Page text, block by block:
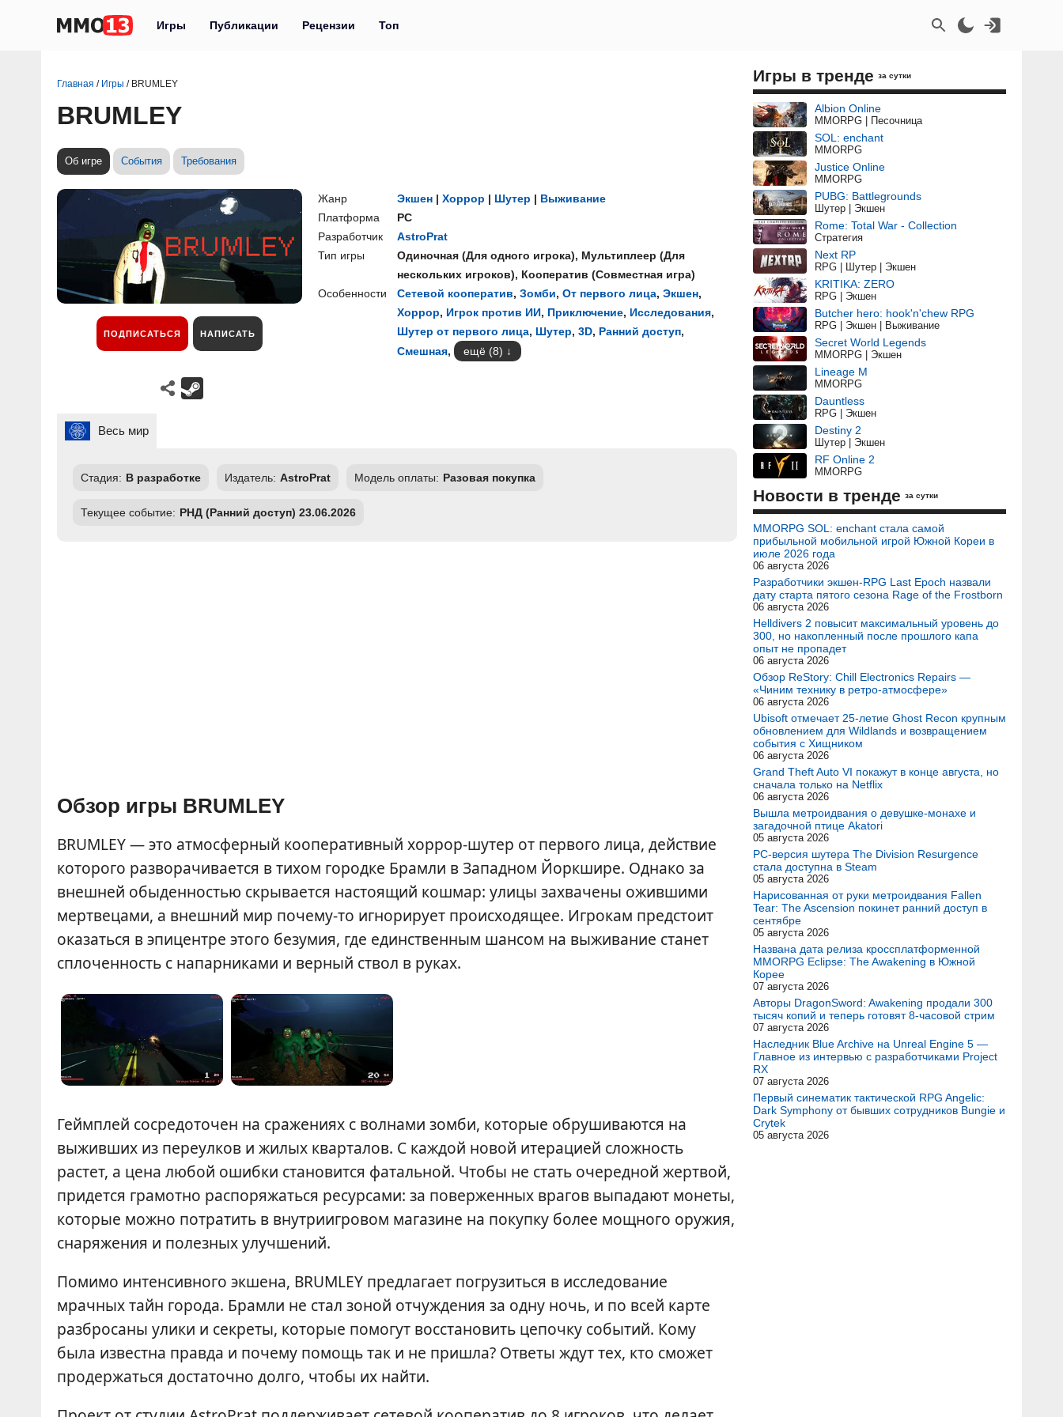
Игры Публикации Рецензии Топ
Главная / Игры / BRUMLEY
BRUMLEY
Об игре События Требования
ПОДПИСАТЬСЯ НАПИСАТЬ
Жанр Экшен | Хоррор | Шутер | Выживание
Платформа
PC
Разработчик
AstroPrat
Тип игры
Одиночная (Для одного игрока), Мультиплеер (Для
нескольких игроков), Кооператив (Совместная игра)
Особенности
Сетевой кооператив, Зомби, От первого лица, Экшен,
Хоррор, Игрок против ИИ, Приключение, Исследования,
Шутер от первого лица, Шутер, 3D, Ранний доступ,
Смешная, ещё (8)
Весь мир
Стадия: В разработке Издатель: AstroPrat Модель оплаты: Разовая покупка
Текущее событие: РНД (Ранний доступ) 23.06.2026
Обзор игры BRUMLEY
BRUMLEY — это атмосферный кооперативный хоррор-шутер от первого лица, действие
которого разворачивается в тихом городке Брамли в Западном Йоркшире. Однако за
внешней обыденностью скрывается настоящий кошмар: улицы захвачены ожившими
мертвецами, а внешний мир почему-то игнорирует происходящее. Игрокам предстоит
оказаться в эпицентре этого безумия, где единственным шансом на выживание станет
сплоченность с напарниками и верный ствол в руках.
Геймплей сосредоточен на сражениях с волнами зомби, которые обрушиваются на
выживших из переулков и жилых кварталов. С каждой новой итерацией сложность
растет, а цена любой ошибки становится фатальной. Чтобы не стать очередной жертвой,
придется грамотно распоряжаться ресурсами: за поверженных врагов выпадают монеты,
которые можно потратить в внутриигровом магазине на покупку более мощного оружия,
снаряжения и полезных улучшений.
Помимо интенсивного экшена, BRUMLEY предлагает погрузиться в исследование
мрачных тайн города. Брамли не стал зоной отчуждения за одну ночь, и по всей карте
разбросаны улики и секреты, которые помогут восстановить цепочку событий. Кому
была известна правда и почему помощь так и не пришла? Ответы ждут тех, кто сможет
продержаться достаточно долго, чтобы их найти.
Игры в тренде за сутки
Albion Online
MMORPG | Песочница
SOL: enchant
MMORPG
Justice Online
MMORPG
PUBG: Battlegrounds
Шутер | Экшен
Rome: Total War - Collection
Стратегия
Next RP
RPG | Шутер | Экшен
KRITIKA: ZERO
RPG | Экшен
Butcher hero: hook'n'chew RPG
RPG | Экшен | Выживание
Secret World Legends
MMORPG | Экшен
Lineage M
MMORPG
Dauntless
RPG | Экшен
Destiny 2
Шутер | Экшен
RF Online 2
MMORPG
Новости в тренде за сутки
MMORPG SOL: enchant стала самой
прибыльной мобильной игрой Южной Кореи в
июле 2026 года
06 августа 2026
Разработчики экшен-RPG Last Epoch назвали
дату старта пятого сезона Rage of the Frostborn
06 августа 2026
Helldivers 2 повысит максимальный уровень до
300, но накопленный после прошлого капа
опыт не пропадет
06 августа 2026
Обзор ReStory: Chill Electronics Repairs —
«Чиним технику в ретро-атмосфере»
06 августа 2026
Ubisoft отмечает 25-летие Ghost Recon крупным
обновлением для Wildlands и возвращением
события с Хищником
06 августа 2026
Grand Theft Auto VI покажут в конце августа, но
сначала только на Netflix
06 августа 2026
Вышла метроидвания о девушке-монахе и
загадочной птице Akatori
05 августа 2026
PC-версия шутера The Division Resurgence
стала доступна в Steam
05 августа 2026
Нарисованная от руки метроидвания Fallen
Tear: The Ascension покинет ранний доступ в
сентябре
05 августа 2026
Названа дата релиза кроссплатформенной
MMORPG Eclipse: The Awakening в Южной
Корее
07 августа 2026
Авторы DragonSword: Awakening продали 300
тысяч копий и теперь готовят 8-часовой стрим
07 августа 2026
Наследник Blue Archive на Unreal Engine 5 —
Главное из интервью с разработчиками Project
RX
07 августа 2026
Первый синематик тактической RPG Angelic:
Dark Symphony от бывших сотрудников Bungie и
Crytek
05 августа 2026